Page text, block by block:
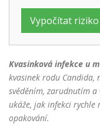
Vypočítat riziko
Kvasinková infekce u
kvasinek rodu Candida,
svěděním, zarudnutím a
ukáže, jak infekci
opakování.